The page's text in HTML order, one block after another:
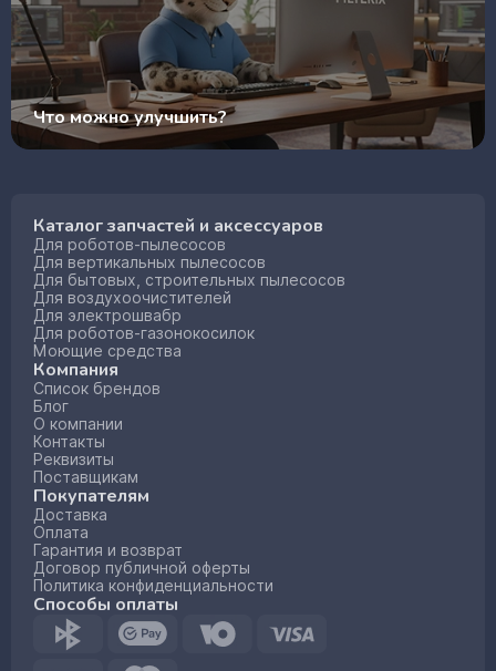
Что можно улучшить?
Каталог запчастей и аксессуаров
Для роботов-пылесосов
Для вертикальных пылесосов
Для бытовых, строительных пылесосов
Для воздухоочистителей
Для электрошвабр
Для роботов-газонокосилок
Моющие средства
Компания
Список брендов
Блог
О компании
Контакты
Реквизиты
Поставщикам
Покупателям
Доставка
Оплата
Гарантия и возврат
Договор публичной оферты
Политика конфиденциальности
Способы оплаты